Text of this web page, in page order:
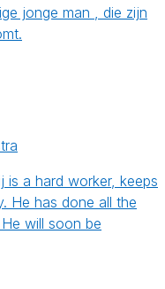
jonge man , die zijn
is a hard worker, keeps
He has done all the
will soon be